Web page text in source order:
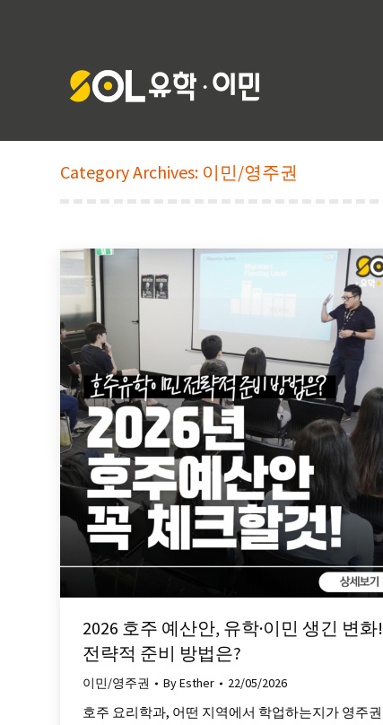
Category Archives: 이민/영주권
2026 호주 예산안, 유학·이민 생긴 변화!
전략적 준비 방법은?
이민/영주권 ByEsther 22/05/2026
호주 요리학과, 어떤 지역에서 학업하는지가 영주권